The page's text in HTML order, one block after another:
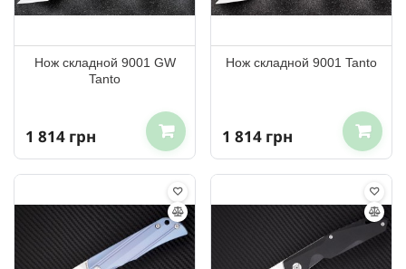
Нож складной 9001 GW
Tanto
1 814 грн
Нож складной 9001 Tanto
1 814 грн